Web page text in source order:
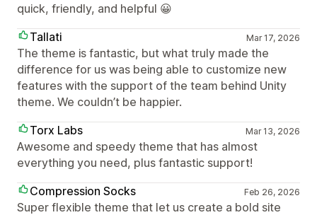
quick, friendly, and helpful 😀
Tallati
Mar 17, 2026
The theme is fantastic, but what truly made the
difference for us was being able to customize new
features with the support of the team behind Unity
theme. We couldn’t be happier.
Torx Labs
Mar 13, 2026
Awesome and speedy theme that has almost
everything you need, plus fantastic support!
Compression Socks
Feb 26, 2026
Super flexible theme that let us create a bold site